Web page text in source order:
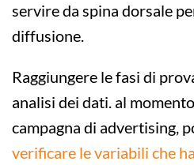
servire da spina dorsale
diffusione.
Raggiungere le fasi di
analisi dei dati. al
campagna di advertising,
verificare le variabili che